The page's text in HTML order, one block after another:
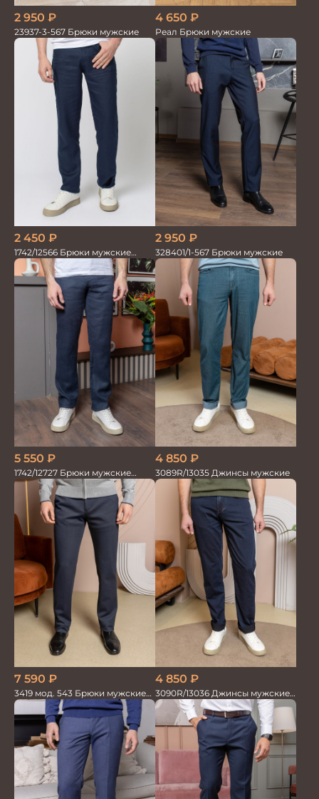
2 950 ₽
23937-3-567 Брюки мужские
4 650 ₽
Реал Брюки мужские
2 450 ₽
1742/12566 Брюки мужские
100%лён т.синие
2 950 ₽
328401/1-567 Брюки мужские
5 550 ₽
1742/12727 Брюки мужские
100%лён син
4 850 ₽
3089R/13035 Джинсы мужские
7 590 ₽
3419 мод. 543 Брюки мужские
трикотажные
4 850 ₽
3090R/13036 Джинсы мужские
т.синий